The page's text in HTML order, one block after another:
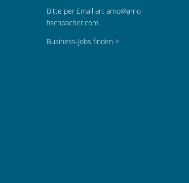
Bitte per Email an: arno@arno-
fischbacher.com
Business-Jobs finden >